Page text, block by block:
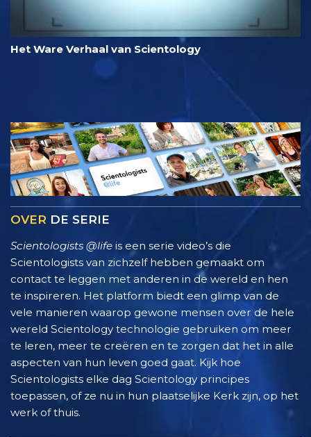
Het Ware Verhaal van Scientology
OVER DE SERIE
Scientologists @life is een serie video’s die
Scientologists van zichzelf hebben gemaakt om
contact te leggen met anderen in de wereld en hen
te inspireren. Het platform biedt een glimp van de
vele manieren waarop gewone mensen over de hele
wereld Scientology technologie gebruiken om meer
te leren, meer te creëren en te zorgen dat het in alle
aspecten van hun leven goed gaat. Kijk hoe
Scientologists elke dag Scientology principes
toepassen, of ze nu in hun plaatselijke Kerk zijn, op het
werk of thuis.